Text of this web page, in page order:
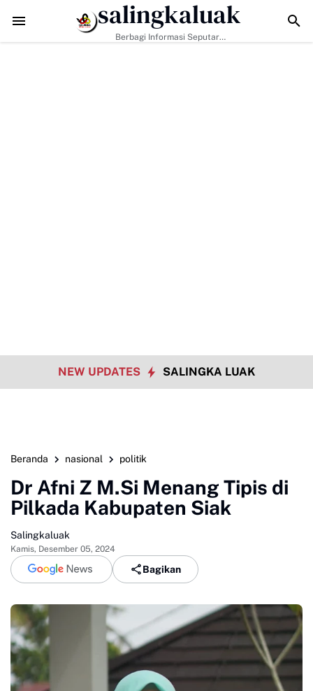
Tugas Pemerintah, H. Ilson Cong Dorong Keluarga dan
salingkaluak
Berbagi Informasi Seputar
NEW UPDATES SALINGKA LUAK
Beranda nasional politik
Dr Afni Z M.Si Menang Tipis di
Pilkada Kabupaten Siak
Salingkaluak
Kamis, Desember 05, 2024
Bagikan